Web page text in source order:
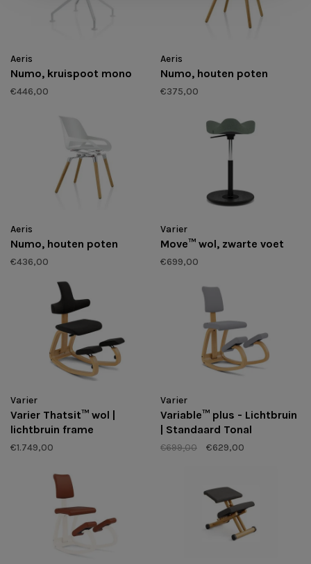
Aeris
Numo, kruispoot mono
€446,00
Aeris
Numo, houten poten
€375,00
Aeris
Numo, houten poten
€436,00
Varier
Move™ wol, zwarte voet
€699,00
Varier
Varier Thatsit™ wol |
lichtbruin frame
€1.749,00
Varier
Variable™ plus - Lichtbruin
| Standaard Tonal
€699,00 €629,00